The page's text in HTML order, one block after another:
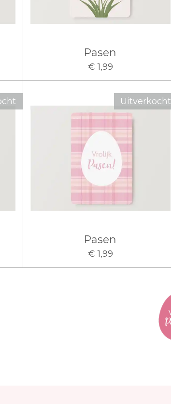
Pasen
€ 1,99
Uitverkocht
Pasen
€ 1,99